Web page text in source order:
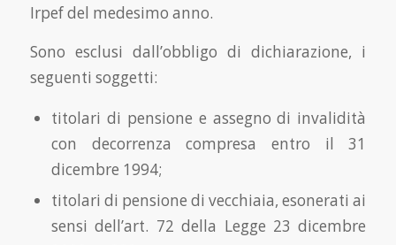
Irpef del medesimo anno.
Sono esclusi dall’obbligo di dichiarazione, i
seguenti soggetti:
titolari di pensione e assegno di invalidità
con decorrenza compresa entro il 31
dicembre 1994;
titolari di pensione di vecchiaia, esonerati ai
sensi dell’art. 72 della Legge 23 dicembre